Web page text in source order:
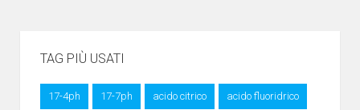
TAG PIÙ USATI
17-4ph 17-7ph acido citrico acido fluoridrico